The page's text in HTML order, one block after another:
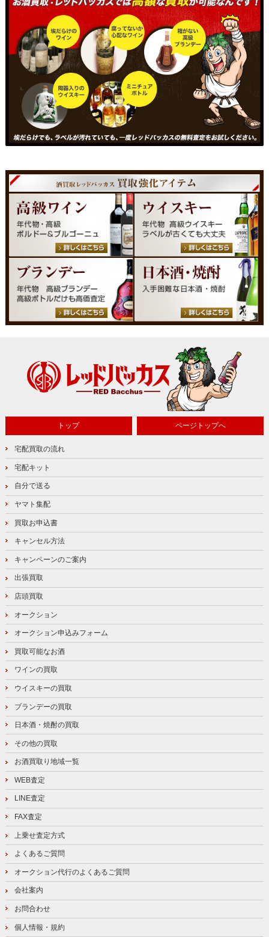
トップ ページトップへ
宅配買取の流れ
宅配キット
自分で送る
ヤマト集配
買取お申込書
キャンセル方法
キャンペーンのご案内
出張買取
店頭買取
オークション
オークション申込みフォーム
買取可能なお酒
ワインの買取
ウイスキーの買取
ブランデーの買取
日本酒・焼酎の買取
その他の買取
お酒買取り地域一覧
WEB査定
LINE査定
FAX査定
上乗せ査定方式
よくあるご質問
オークション代行のよくあるご質問
会社案内
お問合わせ
個人情報・規約